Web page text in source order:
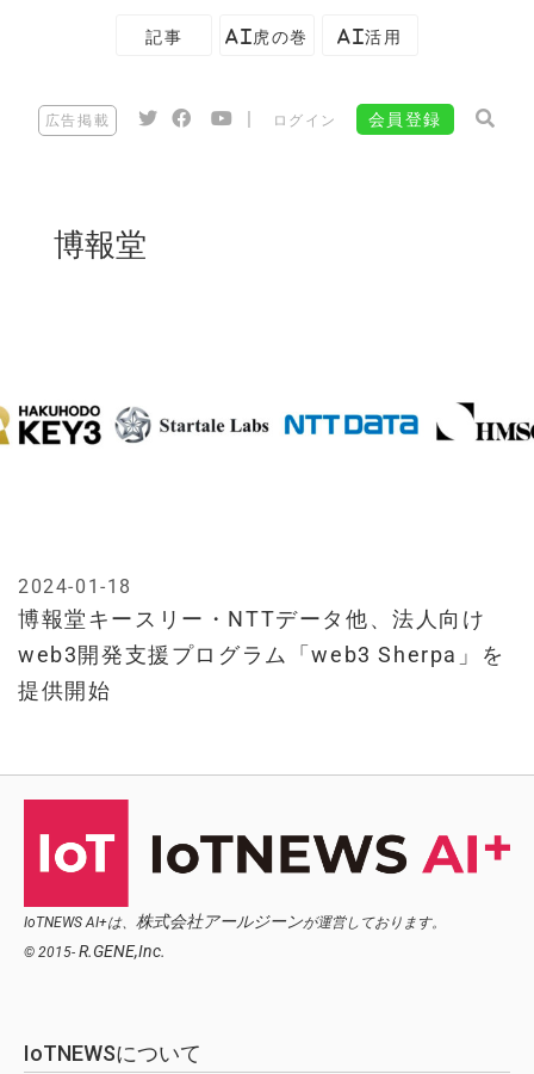
記事 AI虎の巻 AI活用
広告掲載 ログイン 会員登録
博報堂
博報堂キースリー・NTTデータ他、法人向け
web3開発支援プログラム「web3 Sherpa」を
提供開始
2024-01-18
IoTNEWS AI+は、 株式会社アールジーンが運営しております。
© 2015- R.GENE,Inc.
IoTNEWSについて